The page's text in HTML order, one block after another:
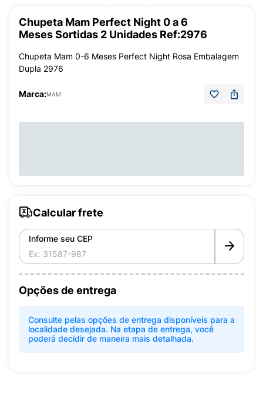
Chupeta Mam Perfect Night 0 a 6
Meses Sortidas 2 Unidades Ref:2976
Chupeta Mam 0-6 Meses Perfect Night Rosa Embalagem
Dupla 2976
Marca:MAM
Calcular frete
Informe seu CEP
Opções de entrega
Consulte pelas opções de entrega disponíveis para a
localidade desejada. Na etapa de entrega, você
poderá decidir de maneira mais detalhada.